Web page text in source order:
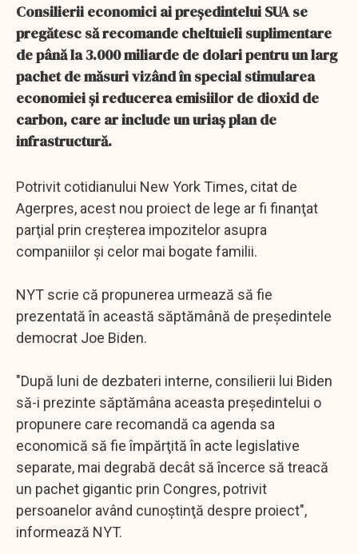
Consilierii economici ai preşedintelui SUA se
pregătesc să recomande cheltuieli suplimentare
de până la 3.000 miliarde de dolari pentru un larg
pachet de măsuri vizând în special stimularea
economiei şi reducerea emisiilor de dioxid de
carbon, care ar include un uriaş plan de
infrastructură.
Potrivit cotidianului New York Times, citat de
Agerpres, acest nou proiect de lege ar fi finanţat
parţial prin creşterea impozitelor asupra
companiilor şi celor mai bogate familii.
NYT scrie că propunerea urmează să fie
prezentată în această săptămână de preşedintele
democrat Joe Biden.
"După luni de dezbateri interne, consilierii lui Biden
să-i prezinte săptămâna aceasta preşedintelui o
propunere care recomandă ca agenda sa
economică să fie împărţită în acte legislative
separate, mai degrabă decât să încerce să treacă
un pachet gigantic prin Congres, potrivit
persoanelor având cunoştinţă despre proiect",
informează NYT.